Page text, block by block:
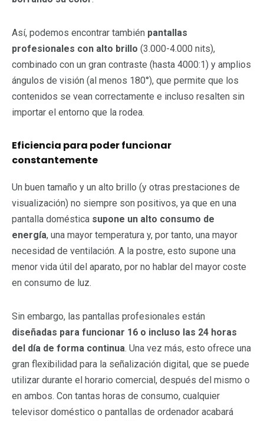
Así, podemos encontrar también pantallas
profesionales con alto brillo (3.000-4.000 nits),
combinado con un gran contraste (hasta 4000:1) y amplios
ángulos de visión (al menos 180°), que permite que los
contenidos se vean correctamente e incluso resalten sin
importar el entorno que la rodea.
Eficiencia para poder funcionar
constantemente
Un buen tamaño y un alto brillo (y otras prestaciones de
visualización) no siempre son positivos, ya que en una
pantalla doméstica supone un alto consumo de
energía, una mayor temperatura y, por tanto, una mayor
necesidad de ventilación. A la postre, esto supone una
menor vida útil del aparato, por no hablar del mayor coste
en consumo de luz.
Sin embargo, las pantallas profesionales están
diseñadas para funcionar 16 o incluso las 24 horas
del día de forma continua. Una vez más, esto ofrece una
gran flexibilidad para la señalización digital, que se puede
utilizar durante el horario comercial, después del mismo o
en ambos. Con tantas horas de consumo, cualquier
televisor doméstico o pantallas de ordenador acabará